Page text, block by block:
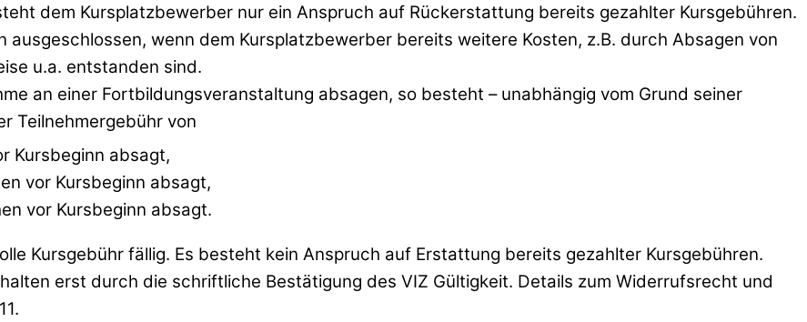
dem Kursplatzbewerber nur ein Anspruch auf Rückerstattung bereits gezahlter Kursgebühren.
wenn dem Kursplatzbewerber bereits weitere Kosten, z.B. durch Absagen von
u.a. entstanden sind.
an einer Fortbildungsveranstaltung absagen, so besteht – unabhängig vom Grund seiner
Teilnehmergebühr von
Kursbeginn absagt,
vor Kursbeginn absagt,
vor Kursbeginn absagt.
Kursgebühr fällig. Es besteht kein Anspruch auf Erstattung bereits gezahlter Kursgebühren.
erst durch die schriftliche Bestätigung des VIZ Gültigkeit. Details zum Widerrufsrecht und